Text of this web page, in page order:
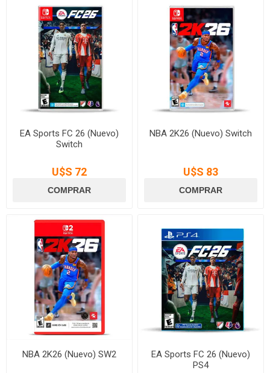
EA Sports FC 26 (Nuevo)
Switch
U$S 72
NBA 2K26 (Nuevo) Switch
U$S 83
NBA 2K26 (Nuevo) SW2
EA Sports FC 26 (Nuevo)
PS4